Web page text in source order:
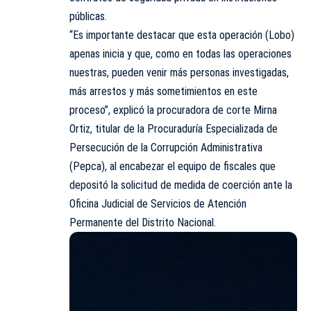
públicas.
“Es importante destacar que esta operación (Lobo)
apenas inicia y que, como en todas las operaciones
nuestras, pueden venir más personas investigadas,
más arrestos y más sometimientos en este
proceso”, explicó la procuradora de corte Mirna
Ortiz, titular de la Procuraduría Especializada de
Persecución de la Corrupción Administrativa
(Pepca), al encabezar el equipo de fiscales que
depositó la solicitud de medida de coerción ante la
Oficina Judicial de Servicios de Atención
Permanente del Distrito Nacional.